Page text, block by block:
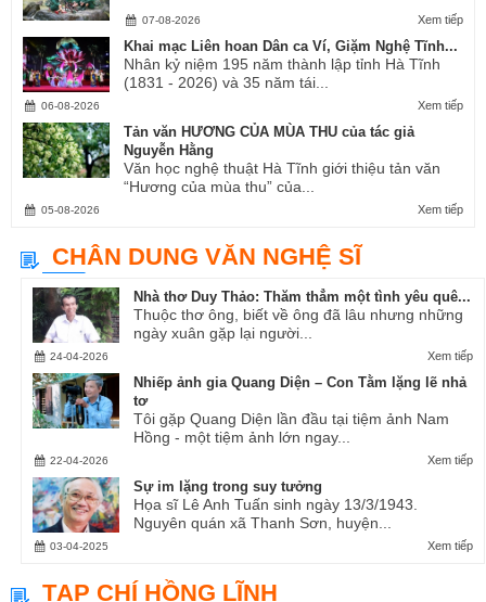
Xem tiếp
07-08-2026
Khai mạc Liên hoan Dân ca Ví, Giặm Nghệ Tĩnh...
Nhân kỷ niệm 195 năm thành lập tỉnh Hà Tĩnh
(1831 - 2026) và 35 năm tái...
Xem tiếp
06-08-2026
Tản văn HƯƠNG CỦA MÙA THU của tác giả
Nguyễn Hằng
Văn học nghệ thuật Hà Tĩnh giới thiệu tản văn
“Hương của mùa thu” của...
Xem tiếp
05-08-2026
CHÂN DUNG VĂN NGHỆ SĨ
Nhà thơ Duy Thảo: Thăm thẳm một tình yêu quê...
Thuộc thơ ông, biết về ông đã lâu nhưng những
ngày xuân gặp lại người...
Xem tiếp
24-04-2026
Nhiếp ảnh gia Quang Diện – Con Tằm lặng lẽ nhả
tơ
Tôi gặp Quang Diện lần đầu tại tiệm ảnh Nam
Hồng - một tiệm ảnh lớn ngay...
Xem tiếp
22-04-2026
Sự im lặng trong suy tưởng
Họa sĩ Lê Anh Tuấn sinh ngày 13/3/1943.
Nguyên quán xã Thanh Sơn, huyện...
Xem tiếp
03-04-2025
TẠP CHÍ HỒNG LĨNH